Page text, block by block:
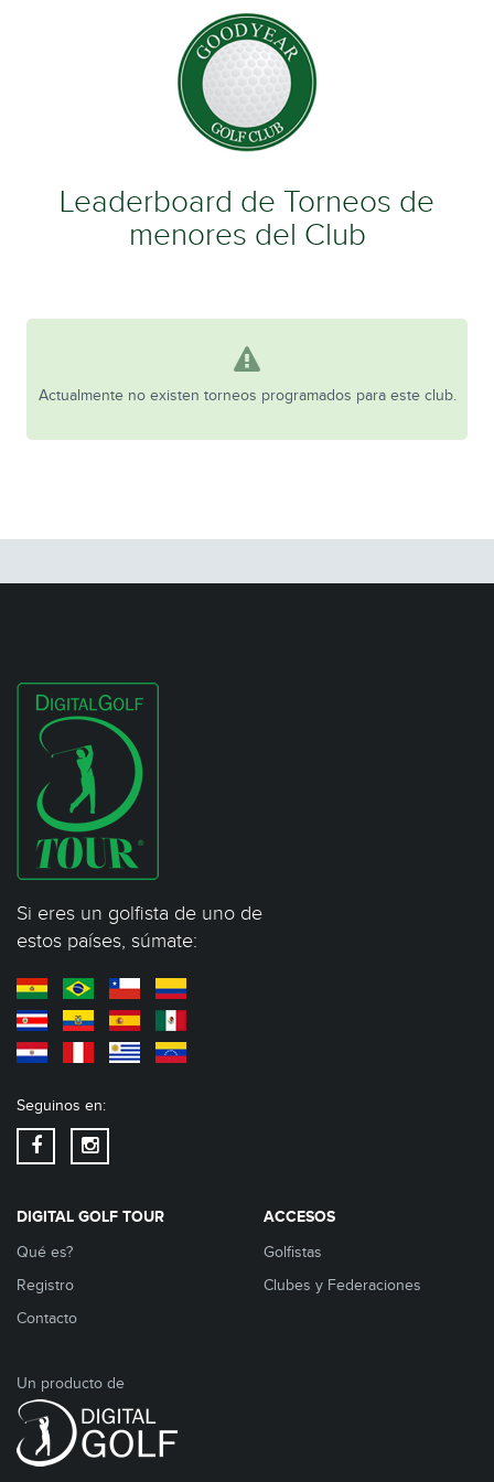
Leaderboard de Torneos de
menores del Club
Actualmente no existen torneos programados para este club.
Si eres un golfista de uno de
estos países, súmate:
Seguinos en:
DIGITAL GOLF TOUR
Qué es?
Registro
Contacto
ACCESOS
Golfistas
Clubes y Federaciones
Un producto de